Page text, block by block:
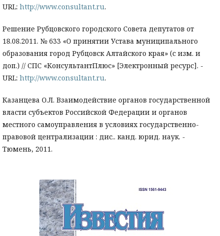
URL: http://www.consultant.ru.
Решение Рубцовского городского Совета депутатов от
18.08.2011. № 633 «О принятии Устава муниципального
образования город Рубцовск Алтайского края» (с изм. и
доп.) // СПС «КонсультантПлюс» [Электронный ресурс]. -
URL: http://www.consultant.ru.
Казанцева О.Л. Взаимодействие органов государственной
власти субъектов Российской Федерации и органов
местного самоуправления в условиях государственно-
правовой централизации : дис.. канд. юрид. наук. -
Тюмень, 2011.